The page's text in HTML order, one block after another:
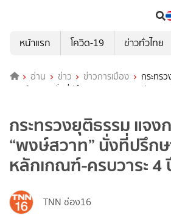
หน้าแรก
โควิด-19 ข่าวทั่วไทย
อ่าน ข่าว ข่าวการเมือง
กระทร
“พงษ์สวาท” นั่งที่ปรึกษานายกฯ ตามหลักเก
กระทรวงยุติธรรม แจ
“พงษ์สวาท” นั่งที่ปรึก
หลักเกณฑ์-ครบวาระ 4
TNN ช่อง16